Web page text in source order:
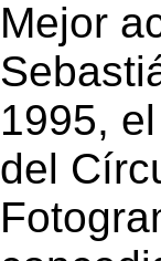
Mejor
1995,
del